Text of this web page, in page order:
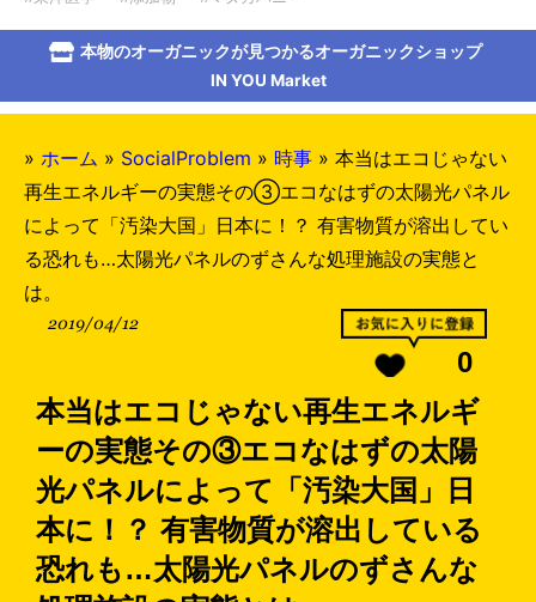
本物のオーガニックが見つかるオーガニックショップ
IN YOU Market
» ホーム » SocialProblem » 時事 » 本当はエコじゃない
再生エネルギーの実態その③エコなはずの太陽光パネル
によって「汚染大国」日本に！？ 有害物質が溶出してい
る恐れも…太陽光パネルのずさんな処理施設の実態と
は。
2019/04/12
0
本当はエコじゃない再生エネルギ
ーの実態その③エコなはずの太陽
光パネルによって「汚染大国」日
本に！？ 有害物質が溶出している
恐れも…太陽光パネルのずさんな